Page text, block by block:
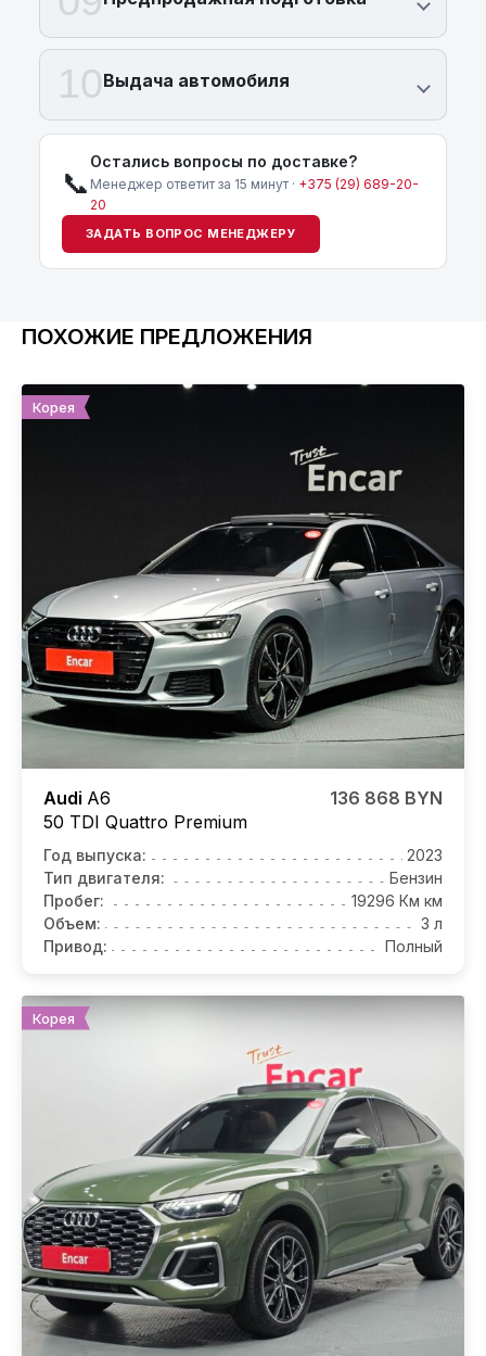
10Выдача автомобиля
📞
Остались вопросы по доставке?
Менеджер ответит за 15 минут · +375 (29) 689-20-
20
ЗАДАТЬ ВОПРОС МЕНЕДЖЕРУ
ПОХОЖИЕ ПРЕДЛОЖЕНИЯ
Корея
Audi A6
50 TDI Quattro Premium
136 868 BYN
Год выпуска:
2023
Тип двигателя:
Бензин
Пробег:
19296 Км км
Объем:
3 л
Привод:
Полный
Корея